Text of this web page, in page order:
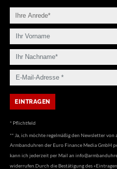
* Pflichtfeld
** Ja, ich möchte regelmäßig den Newsletter
Armbanduhren der Euro Finance Media GmbH
kann ich jederzeit per Mail an
widerrufen.Durch die Bestätigung des